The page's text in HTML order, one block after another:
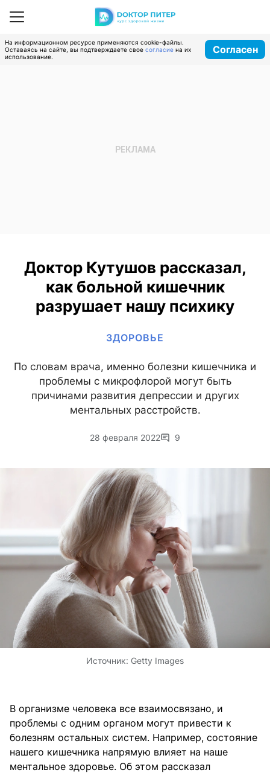
На информационном ресурсе применяются cookie-файлы.
Оставаясь на сайте, вы подтверждаете свое согласие на их
использование.
Согласен
Доктор Кутушов рассказал,
как больной кишечник
разрушает нашу психику
ЗДОРОВЬЕ
По словам врача, именно болезни кишечника и
проблемы с микрофлорой могут быть
причинами развития депрессии и других
ментальных расстройств.
28 февраля 2022 9
Источник: Getty Images
В организме человека все взаимосвязано, и
проблемы с одним органом могут привести к
болезням остальных систем. Например, состояние
нашего кишечника напрямую влияет на наше
ментальное здоровье. Об этом рассказал